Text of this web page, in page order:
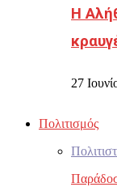
Η
27
Πολιτισμός